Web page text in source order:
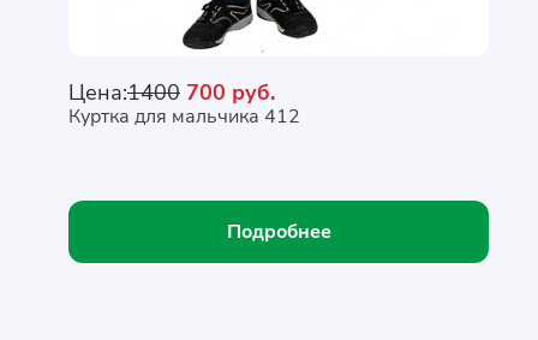
Цена:1400 700 руб.
Куртка для мальчика 412
Подробнее